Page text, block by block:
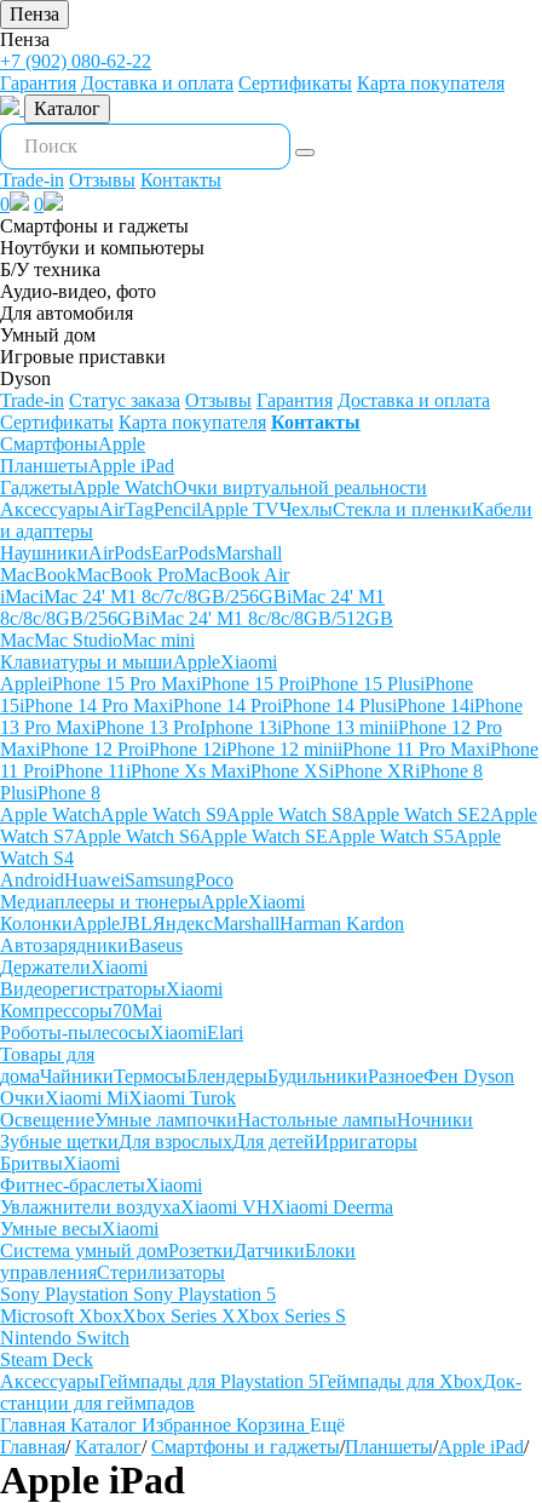
Пенза
Пенза
+7 (902) 080-62-22
Гарантия Доставка и оплата Сертификаты Карта покупателя
Каталог
Trade-in Отзывы Контакты
0
0
Смартфоны и гаджеты
Ноутбуки и компьютеры
Б/У техника
Аудио-видео, фото
Для автомобиля
Умный дом
Игровые приставки
Dyson
Trade-in Статус заказа Отзывы Гарантия Доставка и оплата
Сертификаты Карта покупателя Контакты
СмартфоныApple
ПланшетыApple iPad
ГаджетыApple WatchОчки виртуальной реальности
АксессуарыAirTagPencilApple TVЧехлыСтекла и пленкиКабели
и адаптеры
НаушникиAirPodsEarPodsMarshall
MacBookMacBook ProMacBook Air
iMaciMac 24' M1 8c/7c/8GB/256GBiMac 24' M1
8c/8c/8GB/256GBiMac 24' M1 8c/8c/8GB/512GB
MacMac StudioMac mini
Клавиатуры и мышиAppleXiaomi
AppleiPhone 15 Pro MaxiPhone 15 ProiPhone 15 PlusiPhone
15iPhone 14 Pro MaxiPhone 14 ProiPhone 14 PlusiPhone 14iPhone
13 Pro MaxiPhone 13 ProIphone 13iPhone 13 miniiPhone 12 Pro
MaxiPhone 12 ProiPhone 12iPhone 12 miniiPhone 11 Pro MaxiPhone
11 ProiPhone 11iPhone Xs MaxiPhone XSiPhone XRiPhone 8
PlusiPhone 8
Apple WatchApple Watch S9Apple Watch S8Apple Watch SE2Apple
Watch S7Apple Watch S6Apple Watch SEApple Watch S5Apple
Watch S4
AndroidHuaweiSamsungPoco
Медиаплееры и тюнерыAppleXiaomi
КолонкиAppleJBLЯндексMarshallHarman Kardon
АвтозарядникиBaseus
ДержателиXiaomi
ВидеорегистраторыXiaomi
Компрессоры70Mai
Роботы-пылесосыXiaomiElari
Товары для
домаЧайникиТермосыБлендерыБудильникиРазноеФен Dyson
ОчкиXiaomi MiXiaomi Turok
ОсвещениеУмные лампочкиНастольные лампыНочники
Зубные щеткиДля взрослыхДля детейИрригаторы
БритвыXiaomi
Фитнес-браслетыXiaomi
Увлажнители воздухаXiaomi VHXiaomi Deerma
Умные весыXiaomi
Система умный домРозеткиДатчикиБлоки
управленияСтерилизаторы
Sony Playstation Sony Playstation 5
Microsoft XboxXbox Series XXbox Series S
Nintendo Switch
Steam Deck
АксессуарыГеймпады для Playstation 5Геймпады для XboxДок-
станции для геймпадов
Главная Каталог Избранное Корзина Ещё
Главная/ Каталог/ Смартфоны и гаджеты/Планшеты/Apple iPad/
Apple iPad